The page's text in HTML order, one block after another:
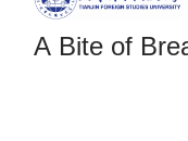
A Bite of